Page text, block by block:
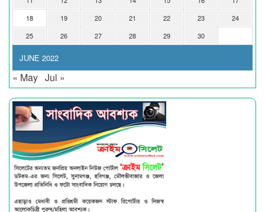
JUNE 2022
18
19 20 21 22 23
24
25
26 27 28 29 30
« May Jul »